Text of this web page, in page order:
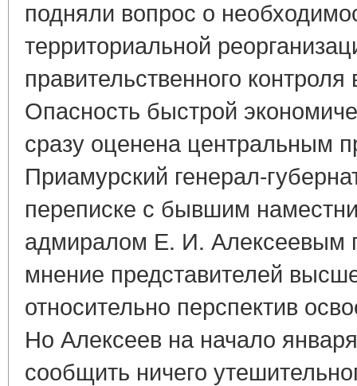
подняли вопрос о
территориальной
правительственного контроля
Опасность быстрой
сразу оценена центральным
Приамурский генерал-
переписке с бывшим
адмиралом Е. И. Алексеевым
мнение представителей
относительно перспектив
Но Алексеев на начало
сообщить ничего